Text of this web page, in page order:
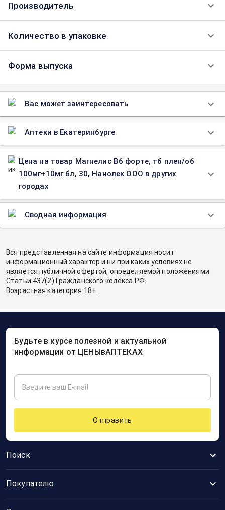
Производитель
Количество в упаковке
Форма выпуска
Вас может заинтересовать
Аптеки в Екатеринбурге
Цена на товар Магнелис В6 форте, тб плен/об
100мг+10мг бл, 30, Нанолек ООО в других
городах
Сводная информация
Вся представленная на сайте информация носит
информационный характер и ни при каких условиях не
является публичной офертой, определяемой положениями
Статьи 437(2) Гражданского кодекса РФ.
Возрастная категория 18+.
Поиск
Покупателю
Будьте в курсе полезной и актуальной
информации от ЦЕНЫвАПТЕКАХ
Отправить